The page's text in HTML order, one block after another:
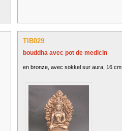
TIB029
bouddha avec pot de medicin
en bronze, avec sokkel sur aura, 16 cm